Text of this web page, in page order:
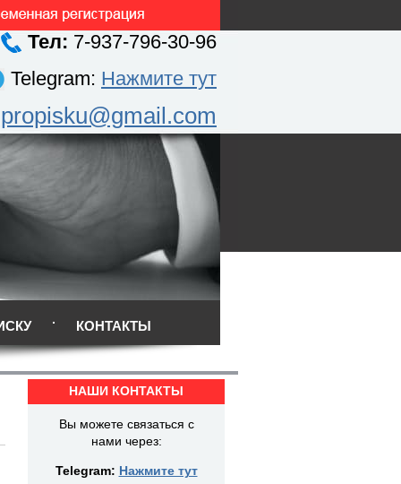
Тел: 7-937-796-30-96
Telegram: Нажмите тут
КОНТАКТЫ
НАШИ КОНТАКТЫ
Вы можете связаться с
нами через:
Telegram: Нажмите тут